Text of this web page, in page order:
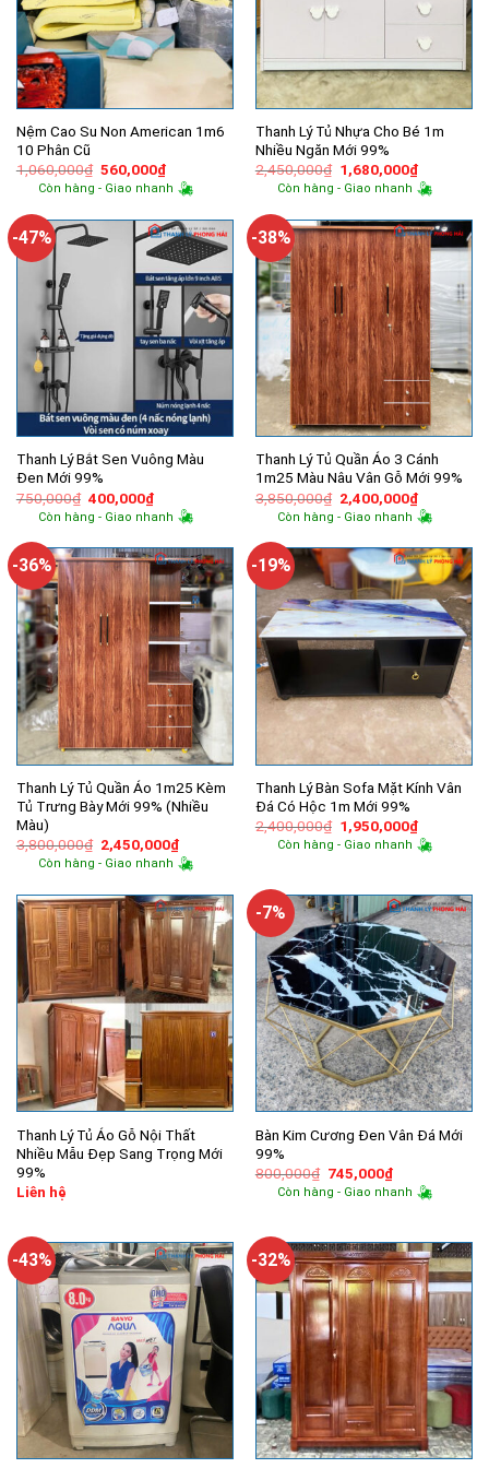
Nệm Cao Su Non American 1m6
10 Phân Cũ
1,060,000₫ Giá
gốc
là:
560,000₫Giá
hiện
tại
560,000₫.
Còn hàng - Giao nhanh
Thanh Lý Tủ Nhựa Cho Bé 1m
Nhiều Ngăn Mới 99%
2,450,000₫ Giá
gốc
là:
1,680,000₫Giá
hiện
tại
Còn hàng - Giao nhanh
-47%
Thanh Lý Bắt Sen Vuông Màu
Đen Mới 99%
750,000₫ Giá
gốc
là:
400,000₫Giá
hiện
tại
400,000₫.
Còn hàng - Giao nhanh
-38%
Thanh Lý Tủ Quần Áo 3 Cánh
1m25 Màu Nâu Vân Gỗ Mới 99%
3,850,000₫ Giá
gốc
là:
2,400,000₫Giá
hiện
tại
Còn hàng - Giao nhanh
-36%
Thanh Lý Tủ Quần Áo 1m25 Kèm
Tủ Trưng Bày Mới 99% (Nhiều
Màu)
3,800,000₫ Giá
gốc
là:
2,450,000₫Giá
hiện
tại
2,450,000₫.
Còn hàng - Giao nhanh
-19%
Thanh Lý Bàn Sofa Mặt Kính Vân
Đá Có Hộc 1m Mới 99%
2,400,000₫ Giá
gốc
là:
1,950,000₫Giá
hiện
tại
Còn hàng - Giao nhanh
Thanh Lý Tủ Áo Gỗ Nội Thất
Nhiều Mẫu Đẹp Sang Trọng Mới
99%
Liên hệ
-7%
Bàn Kim Cương Đen Vân Đá Mới
99%
800,000₫ Giá
gốc
là:
745,000₫Giá
hiện
tại
Còn hàng - Giao nhanh
-43% -32%